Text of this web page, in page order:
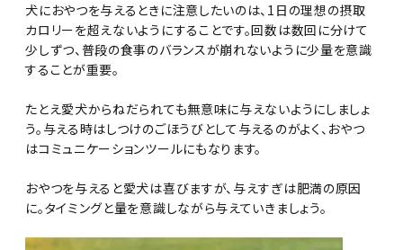
犬におやつを与えるときに注意したいのは、1日の理想の摂取
カロリーを超えないようにすることです。回数は数回に分けて
少しずつ、普段の食事のバランスが崩れないように少量を意識
することが重要。
たとえ愛犬からねだられても無意味に与えないようにしましょ
う。与える時はしつけのごほうびとして与えるのがよく、おやつ
はコミュニケーションツールにもなります。
おやつを与えると愛犬は喜びますが、与えすぎは肥満の原因
に。タイミングと量を意識しながら与えていきましょう。